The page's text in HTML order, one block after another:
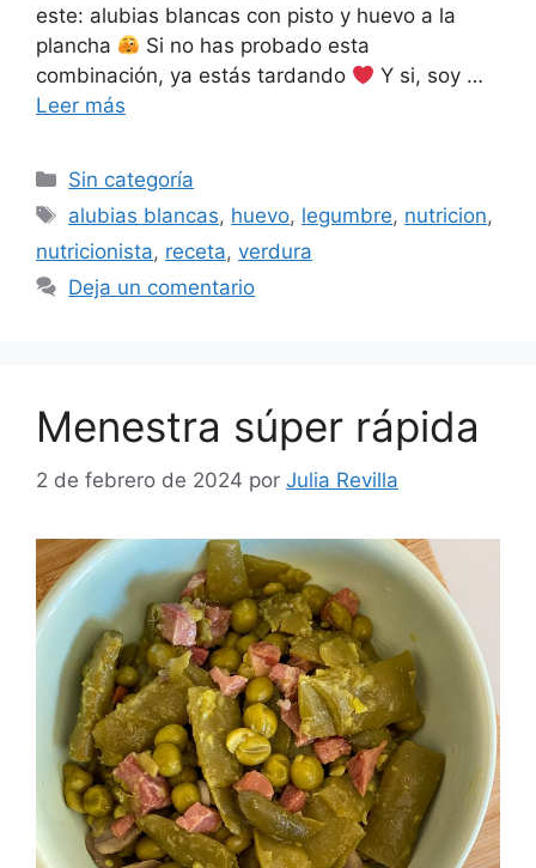
este: alubias blancas con pisto y huevo a la
plancha
Si no has probado esta
combinación, ya estás tardando
Y si, soy …
Leer más
Sin categoría
alubias blancas, huevo, legumbre, nutricion,
nutricionista, receta, verdura
Deja un comentario
Menestra súper rápida
2 de febrero de 2024 por Julia Revilla